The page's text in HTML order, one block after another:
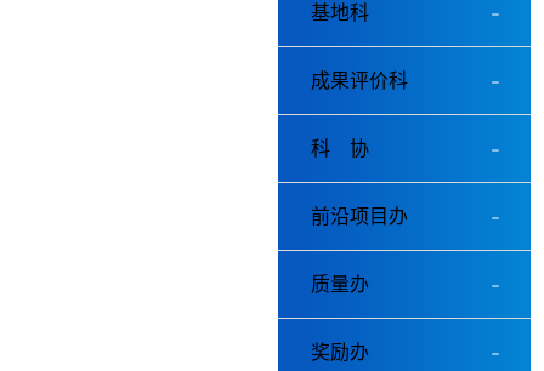
基地科
成果评价科
科 协
前沿项目办
质量办
奖励办